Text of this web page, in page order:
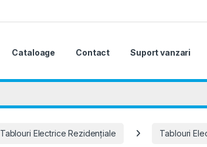
Cataloage Contact Suport vanzari
Tablouri Electrice Rezidențiale Tablouri